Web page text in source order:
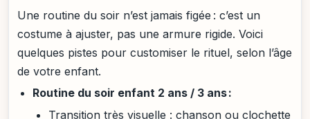
Une routine du soir n’est jamais figée : c’est un
costume à ajuster, pas une armure rigide. Voici
quelques pistes pour customiser le rituel, selon l’âge
de votre enfant.
Routine du soir enfant 2 ans / 3 ans :
Transition très visuelle : chanson ou clochette